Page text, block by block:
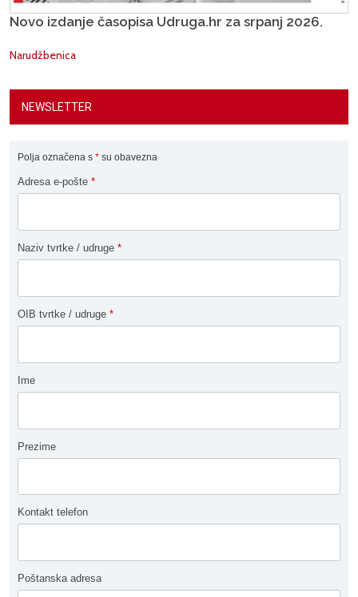
Novo izdanje časopisa Udruga.hr za srpanj 2026.
Narudžbenica
NEWSLETTER
Polja označena s * su obavezna
Adresa e-pošte *
Naziv tvrtke / udruge *
OIB tvrtke / udruge *
Ime
Prezime
Kontakt telefon
Poštanska adresa